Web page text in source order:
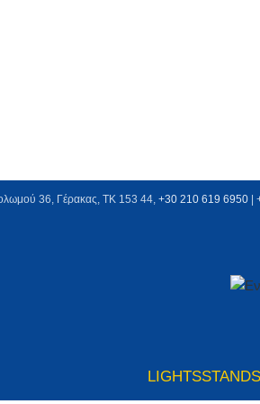
36, Γέρακας, ΤΚ 153 44, +30 210 619 6950 |
LIGHTS